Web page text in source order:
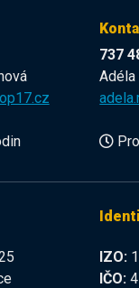
737
Adéla
IZO:
IČO: